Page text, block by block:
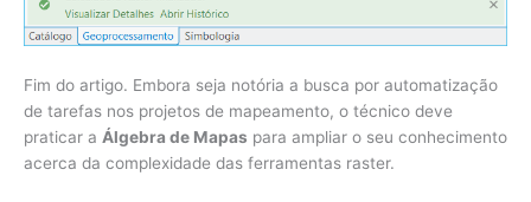
Fim do artigo. Embora seja notória a busca por automatização
de tarefas nos projetos de mapeamento, o técnico deve
praticar a Álgebra de Mapas para ampliar o seu conhecimento
acerca da complexidade das ferramentas raster.